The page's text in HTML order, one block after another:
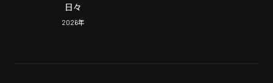
日々
2026年